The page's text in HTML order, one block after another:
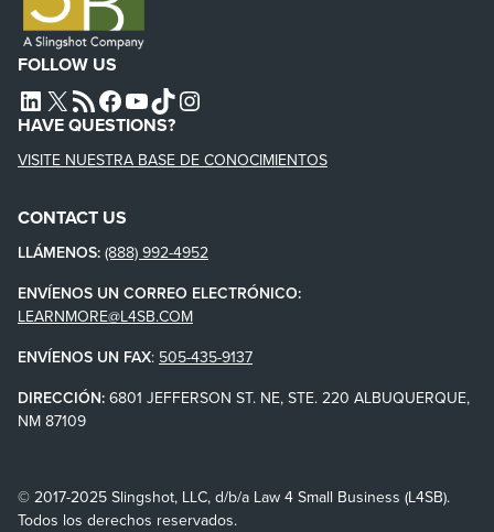
FOLLOW US
L4SB LINKEDIN
X L4SB RSS FEEDL4SB FACEBOOK
L4SB YOUTUBE
TIKTOKINSTAGRAM
HAVE QUESTIONS?
VISITE NUESTRA BASE DE CONOCIMIENTOS
CONTACT US
LLÁMENOS: (888) 992-4952
ENVÍENOS UN CORREO ELECTRÓNICO:
LEARNMORE@L4SB.COM
ENVÍENOS UN FAX: 505-435-9137
DIRECCIÓN: 6801 JEFFERSON ST. NE, STE. 220 ALBUQUERQUE,
NM 87109
© 2017-2025 Slingshot, LLC, d/b/a Law 4 Small Business (L4SB).
Todos los derechos reservados.